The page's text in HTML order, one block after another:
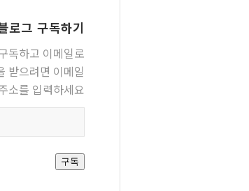
로그 구독하기
독하고 이메일로
받으려면 이메일
소를 입력하세요
우편
주소
구독